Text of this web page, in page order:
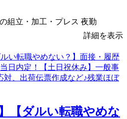
組立・加工・プレス 夜勤
詳細を表示
】【ダルい転職やめな